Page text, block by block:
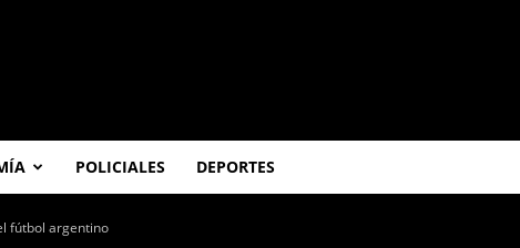
POLICIALES DEPORTES
fútbol argentino